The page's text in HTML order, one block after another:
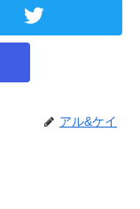
アル&ケイ